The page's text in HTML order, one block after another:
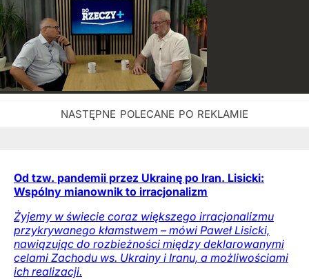
Od tzw. pandemii przez Ukrainę po Iran. Lisicki:
Wspólny mianownik to irracjonalizm
Żyjemy w świecie coraz większego irracjonalizmu
przykrywanego kłamstwem – mówi Paweł Lisicki,
nawiązując do rozbieżności między deklarowanymi
celami Zachodu ws. Ukrainy i Iranu, a możliwościami
ich realizacji.